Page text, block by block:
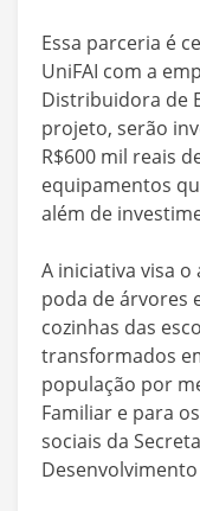
Essa parceria é
UniFAI com a
Distribuidora de
projeto, serão
R$600 mil reais
equipamentos
além de
A iniciativa visa
poda de árvores
cozinhas das
transformados
população por
Familiar e para
sociais da
Desenvolvimento